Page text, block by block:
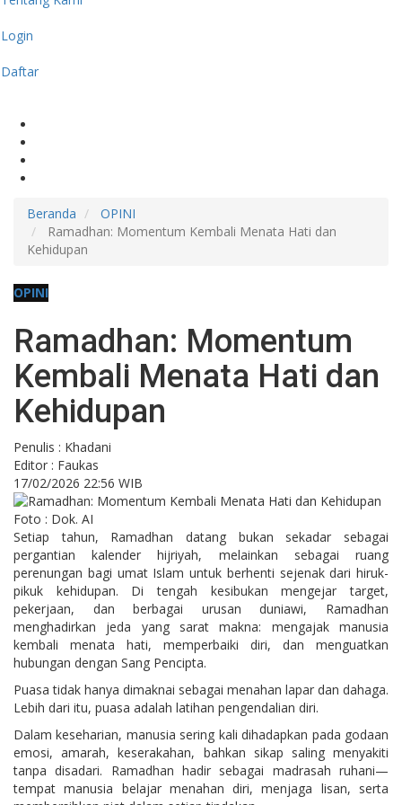
Login
Daftar
Beranda
OPINI
Ramadhan: Momentum Kembali Menata Hati dan
Kehidupan
OPINI
Ramadhan: Momentum
Kembali Menata Hati dan
Kehidupan
Penulis : Khadani
Editor : Faukas
17/02/2026 22:56 WIB
Foto : Dok. AI
Setiap tahun, Ramadhan datang bukan sekadar sebagai
pergantian kalender hijriyah, melainkan sebagai ruang
perenungan bagi umat Islam untuk berhenti sejenak dari hiruk-
pikuk kehidupan. Di tengah kesibukan mengejar target,
pekerjaan, dan berbagai urusan duniawi, Ramadhan
menghadirkan jeda yang sarat makna: mengajak manusia
kembali menata hati, memperbaiki diri, dan menguatkan
hubungan dengan Sang Pencipta.
Puasa tidak hanya dimaknai sebagai menahan lapar dan dahaga.
Lebih dari itu, puasa adalah latihan pengendalian diri.
Dalam keseharian, manusia sering kali dihadapkan pada godaan
emosi, amarah, keserakahan, bahkan sikap saling menyakiti
tanpa disadari. Ramadhan hadir sebagai madrasah ruhani—
tempat manusia belajar menahan diri, menjaga lisan, serta